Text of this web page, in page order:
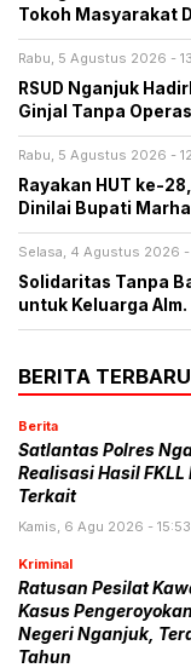
Tokoh Masyarakat
Rabu, 5 Agustus 2026 -
RSUD Nganjuk
Ginjal Tanpa
Rabu, 5 Agustus 2026 -
Rayakan HUT ke-
Dinilai Bupati
Selasa, 4 Agustus 2026 -
Solidaritas Tanpa
untuk Keluarga
BERITA TERBARU
Berita
Satlantas Polres
Realisasi Hasil
Terkait
Kamis, 6 Agu 2026 - 15:53
Kriminal
Ratusan Pesilat
Kasus
Negeri Nganjuk,
Tahun